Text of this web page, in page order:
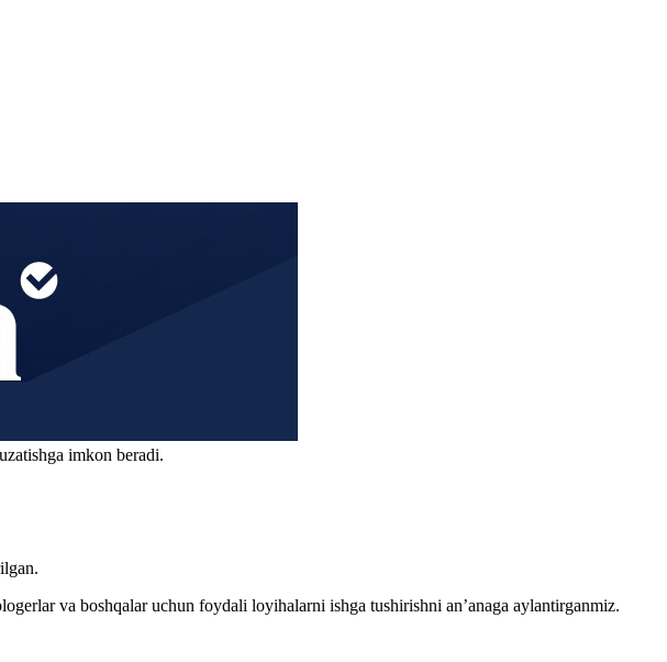
imkon beradi.
va boshqalar uchun foydali loyihalarni ishga tushirishni an’anaga aylantirganmiz.